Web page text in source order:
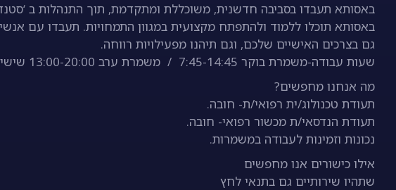
באסותא תעבדו בסביבה חדשנית, משוכללת ומתקדמת, תוך התנהלות ב
באסותא תוכלו ללמוד ולהתפתח מקצועית במגוון התמחויות. תעבדו עם
גם בצרכים האישיים שלכם, וגם תיהנו מפעילויות רווחה.
שעות עבודה-משמרת בוקר 7:45-14:45 / משמרת ערב 13:00-20:00 שישי בוקר לסירוגין
מה אנחנו מחפשים?
תעודת טכנולוג/ית רפואי/ת- חובה.
תעודת הנדסאי/ת מכשור רפואי- חובה.
נכונות וזמינות לעבודה במשמרות.
אילו כישורים אנו מחפשים
שתהיו שירותיים גם בתנאי לחץ